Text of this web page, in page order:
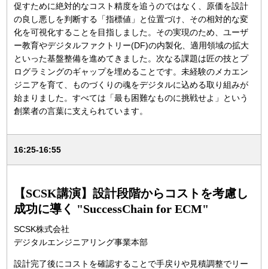
促すために絶対的なコスト精度を追うのではなく、原価を設計
の良し悪しを判断する「指標値」と位置づけ、その相対的な変
化を可視化することを目指しました。その実現のため、ユーザ
ー教育やデジタルファクトリー(DF)の内製化、適用領域の拡大
といった基盤整備を進めてきました。次なる課題は匠の技とプ
ログラミングのギャップを埋めることです。未経験のメカエン
ジニアを育て、ものづくりの魂をデジタルに込める取り組みが
始まりました。すべては「最も困難なものに挑戦せよ」という
創業者の言葉に支えられています。
16:25-16:55
【SCSK講演】設計段階からコストを考慮し
成功に導く "SuccessChain for ECM"
SCSK株式会社
デジタルエンジニアリング事業本部
設計完了後にコストを確認することで手戻りや見積調整でリー